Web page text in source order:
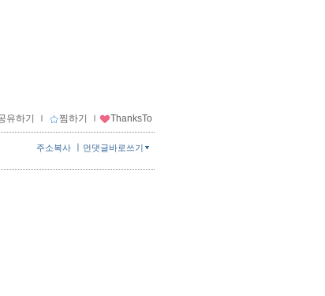
유하기 ｌ 찜하기 ｌ ThanksTo
먼댓글바로쓰기
주소복사